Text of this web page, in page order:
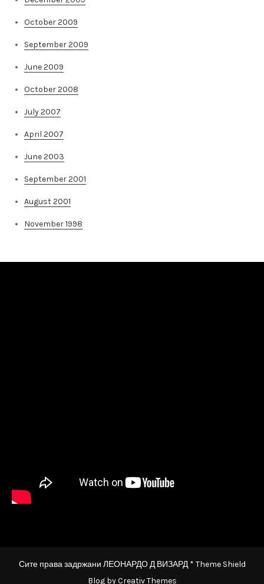
October 2009
September 2009
June 2009
October 2008
July 2007
April 2007
June 2003
September 2001
August 2001
November 1998
Сите права задржани ЛЕОНАРДО Д ВИЗАРД * Theme Shield
Blog byCreativ Themes